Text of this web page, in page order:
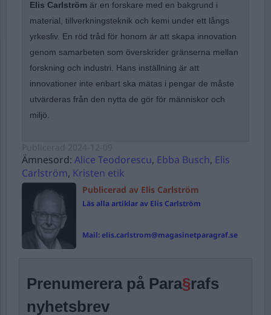
Elis Carlström är en forskare med en bakgrund i
material, tillverkningsteknik och kemi under ett långs
yrkesliv. En röd tråd för honom är att skapa innovation
genom samarbeten som överskrider gränserna mellan
forskning och industri. Hans inställning är att
innovationer inte enbart ska mätas i pengar de måste
utvärderas från den nytta de gör för människor och
miljö.
Ämnesord: Alice Teodorescu, Ebba Busch, Elis
Carlström, Kristen etik
Publicerad av Elis Carlström
Läs alla artiklar av Elis Carlström
Mail:elis.carlstrom@magasinetparagraf.se
Prenumerera på Para§rafs
nyhetsbrev